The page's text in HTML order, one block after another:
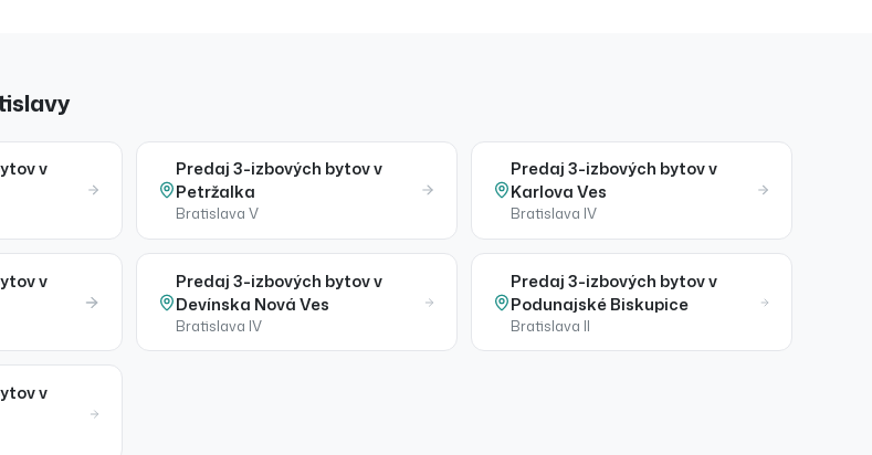
v
Predaj3-izbových bytovv
Petržalka
Bratislava V
Predaj3-izbových bytovv
Karlova Ves
Bratislava IV
v
Predaj3-izbových bytovv
Devínska Nová Ves
Bratislava IV
Predaj3-izbových bytovv
Podunajské Biskupice
Bratislava II
v